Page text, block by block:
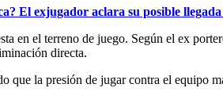
El exjugador aclara su posible
en el terreno de juego. Según el ex
directa.
que la presión de jugar contra el equipo